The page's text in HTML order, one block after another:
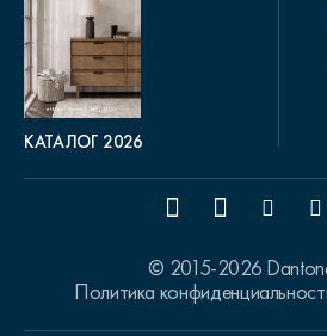
КАТАЛОГ 2026
© 2015-2026
Политика